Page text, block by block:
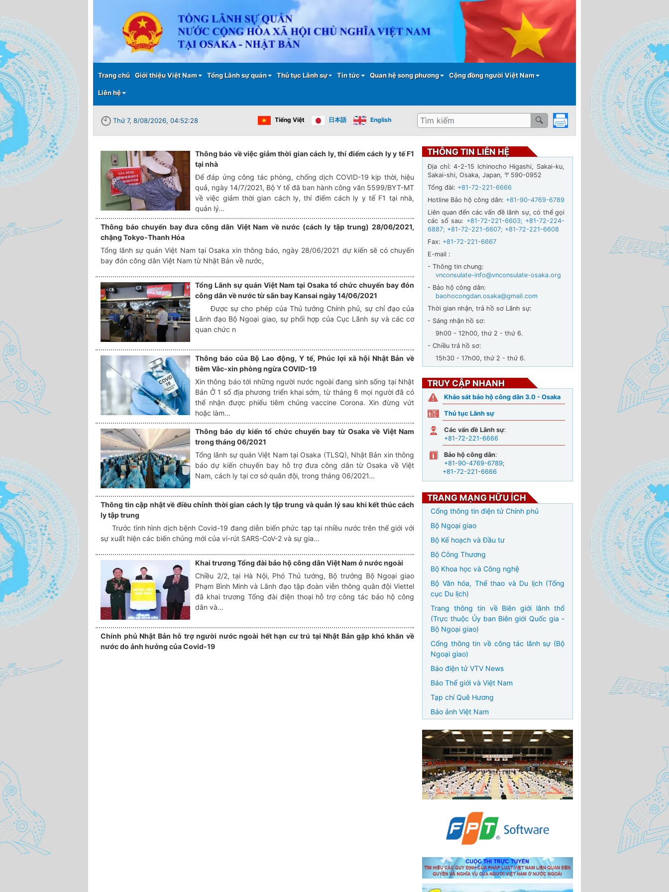
nội
Main menu
Trang chủ Giới thiệu Việt Nam Tổng Lãnh sự quán Thủ tục Lãnh sự Tin tức Quan hệ song phương Cộng đồng người Việt Nam
Liên hệ
Thứ 7, 8/08/2026, 04:52:28 Tiếng Việt 日本語 English
Tìm
kiếm
Thông báo về việc giảm thời gian cách ly, thí điểm cách ly y tế F1
tại nhà
Để đáp ứng công tác phòng, chống dịch COVID-19 kịp thời, hiệu
quả, ngày 14/7/2021, Bộ Y tế đã ban hành công văn 5599/BYT-MT
về việc giảm thời gian cách ly, thí điểm cách ly y tế F1 tại nhà,
quản lý…
Thông báo chuyến bay đưa công dân Việt Nam về nước (cách ly tập trung) 28/06/2021,
chặng Tokyo-Thanh Hóa
Tổng lãnh sự quán Việt Nam tại Osaka xin thông báo, ngày 28/06/2021 dự kiến sẽ có chuyến
bay đón công dân Việt Nam từ Nhật Bản về nước,
Tổng Lãnh sự quán Việt Nam tại Osaka tổ chức chuyến bay đón
công dân về nước từ sân bay Kansai ngày 14/06/2021
Được sự cho phép của Thủ tướng Chính phủ, sự chỉ đạo của
Lãnh đạo Bộ Ngoại giao, sự phối hợp của Cục Lãnh sự và các cơ
quan chức n
Thông báo của Bộ Lao động, Y tế, Phúc lợi xã hội Nhật Bản về
tiêm Vắc-xin phòng ngừa COVID-19
Xin thông báo tới những người nước ngoài đang sinh sống tại Nhật
Bản Ở 1 số địa phương triển khai sớm, từ tháng 6 mọi người đã có
thể nhận được phiếu tiêm chủng vaccine Corona. Xin đừng vứt
hoặc làm…
Thông báo dự kiến tổ chức chuyến bay từ Osaka về Việt Nam
trong tháng 06/2021
Tổng lãnh sự quán Việt Nam tại Osaka (TLSQ), Nhật Bản xin thông
báo dự kiến chuyến bay hỗ trợ đưa công dân từ Osaka về Việt
Nam, cách ly tại cơ sở quân đội, trong tháng 06/2021...
Thông tin cập nhật về điều chỉnh thời gian cách ly tập trung và quản lý sau khi kết thúc cách
ly tập trung
Trước tình hình dịch bệnh Covid-19 đang diễn biến phức tạp tại nhiều nước trên thế giới với
sự xuất hiện các biến chủng mới của vi-rút SARS-CoV-2 và sự gia…
Khai trương Tổng đài bảo hộ công dân Việt Nam ở nước ngoài
Chiều 2/2, tại Hà Nội, Phó Thủ tướng, Bộ trưởng Bộ Ngoại giao
Phạm Bình Minh và Lãnh đạo tập đoàn viễn thông quân đội Viettel
đã khai trương Tổng đài điện thoại hỗ trợ công tác bảo hộ công
dân và…
Chính phủ Nhật Bản hỗ trợ người nước ngoài hết hạn cư trú tại Nhật Bản gặp khó khăn về
nước do ảnh hưởng của Covid-19 ​
THÔNG TIN LIÊN HỆ
Địa chỉ: 4-2-15 Ichinocho Higashi, Sakai-ku,
Sakai-shi, Osaka, Japan, 〒590-0952
Tổng đài: +81-72-221-6666
Hotline Bảo hộ công dân: +81-90-4769-6789
Liên quan đến các vấn đề lãnh sự, có thể gọi
các số sau: +81-72-221-6603; +81-72-224-
6887; +81-72-221-6607; +81-72-221-6608
Fax: +81-72-221-6667
E-mail :
- Thông tin chung:
vnconsulate-info@vnconsulate-osaka.org
- Bảo hộ công dân:
baohocongdan.osaka@gmail.com
Thời gian nhận, trả hồ sơ Lãnh sự:
- Sáng nhận hồ sơ:
9h00 - 12h00, thứ 2 - thứ 6.
- Chiều trả hồ sơ:
15h30 - 17h00, thứ 2 - thứ 6.
TRUY CẬP NHANH
Khảo sát bảo hộ công dân 3.0 - Osaka
Thủ tục Lãnh sự
Các vấn đề Lãnh sự:
+81-72-221-6666
Bảo hộ công dân:
+81-90-4769-6789;
+81-72-221-6666
TRANG MẠNG HỮU ÍCH
Cổng thông tin điện tử Chính phủ
Bộ Ngoại giao
Bộ Kế hoạch và Đầu tư
Bộ Công Thương
Bộ Khoa học và Công nghệ
Bộ Văn hóa, Thể thao và Du lịch (Tổng
cục Du lịch)
Trang thông tin về Biên giới lãnh thổ
(Trực thuộc Ủy ban Biên giới Quốc gia -
Bộ Ngoại giao)
Cổng thông tin về công tác lãnh sự (Bộ
Ngoại giao)
Báo điện tử VTV News
Báo Thế giới và Việt Nam
Tạp chí Quê Hương
Báo ảnh Việt Nam